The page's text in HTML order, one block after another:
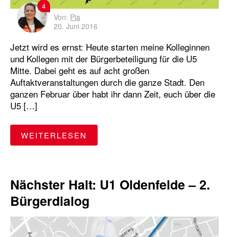
4
Von: Pia
20. Juni 2016
Jetzt wird es ernst: Heute starten meine Kolleginnen
und Kollegen mit der Bürgerbeteiligung für die U5
Mitte. Dabei geht es auf acht großen
Auftaktveranstaltungen durch die ganze Stadt. Den
ganzen Februar über habt ihr dann Zeit, euch über die
U5 […]
WEITERLESEN
Nächster Halt: U1 Oldenfelde – 2.
Bürgerdialog